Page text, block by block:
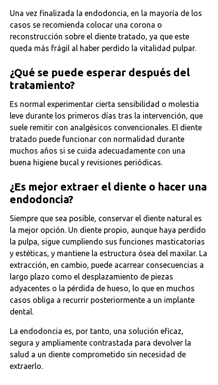
Una vez finalizada la endodoncia, en la mayoría de los
casos se recomienda colocar una corona o
reconstrucción sobre el diente tratado, ya que este
queda más frágil al haber perdido la vitalidad pulpar.
¿Qué se puede esperar después del
tratamiento?
Es normal experimentar cierta sensibilidad o molestia
leve durante los primeros días tras la intervención, que
suele remitir con analgésicos convencionales. El diente
tratado puede funcionar con normalidad durante
muchos años si se cuida adecuadamente con una
buena higiene bucal y revisiones periódicas.
¿Es mejor extraer el diente o hacer una
endodoncia?
Siempre que sea posible, conservar el diente natural es
la mejor opción. Un diente propio, aunque haya perdido
la pulpa, sigue cumpliendo sus funciones masticatorias
y estéticas, y mantiene la estructura ósea del maxilar. La
extracción, en cambio, puede acarrear consecuencias a
largo plazo como el desplazamiento de piezas
adyacentes o la pérdida de hueso, lo que en muchos
casos obliga a recurrir posteriormente a un implante
dental.
La endodoncia es, por tanto, una solución eficaz,
segura y ampliamente contrastada para devolver la
salud a un diente comprometido sin necesidad de
extraerlo.